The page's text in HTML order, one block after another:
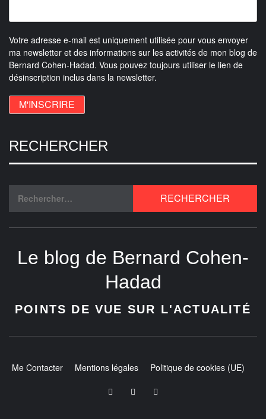
Votre adresse e-mail est uniquement utilisée pour vous envoyer
ma newsletter et des informations sur les activités de mon blog de
Bernard Cohen-Hadad. Vous pouvez toujours utiliser le lien de
désinscription inclus dans la newsletter.
RECHERCHER
Le blog de Bernard Cohen-
Hadad
POINTS DE VUE SUR L'ACTUALITÉ
Me Contacter Mentions légales Politique de cookies (UE)